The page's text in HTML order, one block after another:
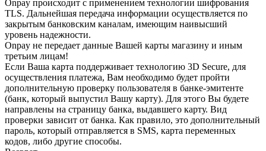
Onpay происходит с применением технологии шифрования
TLS. Дальнейшая передача информации осуществляется по
закрытым банковским каналам, имеющим наивысший
уровень надежности.
Onpay не передает данные Вашей карты магазину и иным
третьим лицам!
Если Ваша карта поддерживает технологию 3D Secure, для
осуществления платежа, Вам необходимо будет пройти
дополнительную проверку пользователя в банке-эмитенте
(банк, который выпустил Вашу карту). Для этого Вы будете
направлены на страницу банка, выдавшего карту. Вид
проверки зависит от банка. Как правило, это дополнительный
пароль, который отправляется в SMS, карта переменных
кодов, либо другие способы.